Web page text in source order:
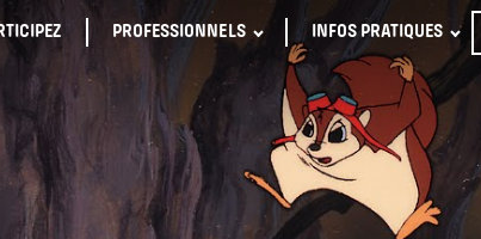
PROFESSIONNELS INFOS PRATIQUES